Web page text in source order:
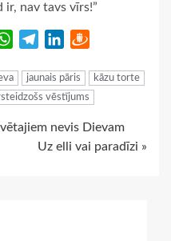
nav tavs vīrs!”
WhatsApp
TelegramLinkedIn
jaunais pāris
kāzu torte
vēstījums
nevis Dievam
Uz elli vai paradīzi »